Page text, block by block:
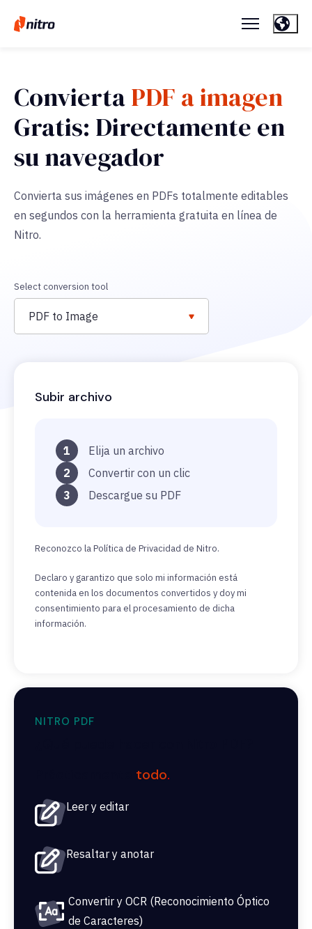
ConviertaPDF a imagen
Gratis: Directamente en
su navegador
Convierta sus imágenes en PDFs totalmente editables
en segundos con la herramienta gratuita en línea de
Nitro.
Select conversion tool
PDF to Image
Subir archivo
1
Elija un archivo
2
Convertir con un clic
3
Descargue su PDF
Reconozco la Política de Privacidad de Nitro.
Declaro y garantizo que solo mi información está
contenida en los documentos convertidos y doy mi
consentimiento para el procesamiento de dicha
información.
NITRO PDF
todo.
Leer y editar
Resaltar y anotar
Convertir y OCR (Reconocimiento Óptico
de Caracteres)